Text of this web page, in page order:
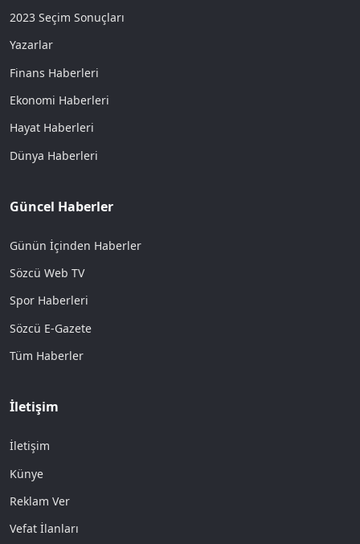
2023 Seçim Sonuçları
Yazarlar
Finans Haberleri
Ekonomi Haberleri
Hayat Haberleri
Dünya Haberleri
Güncel Haberler
Günün İçinden Haberler
Sözcü Web TV
Spor Haberleri
Sözcü E-Gazete
Tüm Haberler
İletişim
İletişim
Künye
Reklam Ver
Vefat İlanları